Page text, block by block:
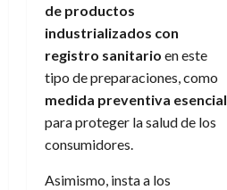
de productos
industrializados con
registro sanitario en este
tipo de preparaciones, como
medida preventiva esencial
para proteger la salud de los
consumidores.
Asimismo, insta a los